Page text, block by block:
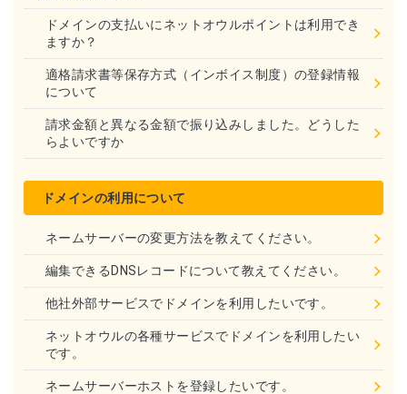
ドメインの支払いにネットオウルポイントは利用でき
ますか？
適格請求書等保存方式（インボイス制度）の登録情報
について
請求金額と異なる金額で振り込みしました。どうした
らよいですか
ドメインの利用について
ネームサーバーの変更方法を教えてください。
編集できるDNSレコードについて教えてください。
他社外部サービスでドメインを利用したいです。
ネットオウルの各種サービスでドメインを利用したい
です。
ネームサーバーホストを登録したいです。